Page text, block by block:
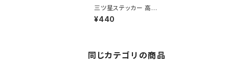
三ツ星ステッカー 高知
県民(ピンク)
¥440
同じカテゴリの商品